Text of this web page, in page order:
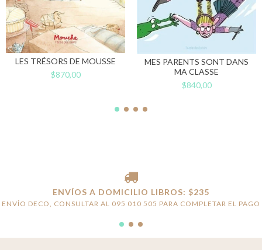
LES TRÉSORS DE MOUSSE
$870,00
MES PARENTS SONT DANS
MA CLASSE
$840,00
ENVÍOS A DOMICILIO LIBROS: $235
ENVÍO DECO, CONSULTAR AL 095 010 505 PARA COMPLETAR EL PAGO